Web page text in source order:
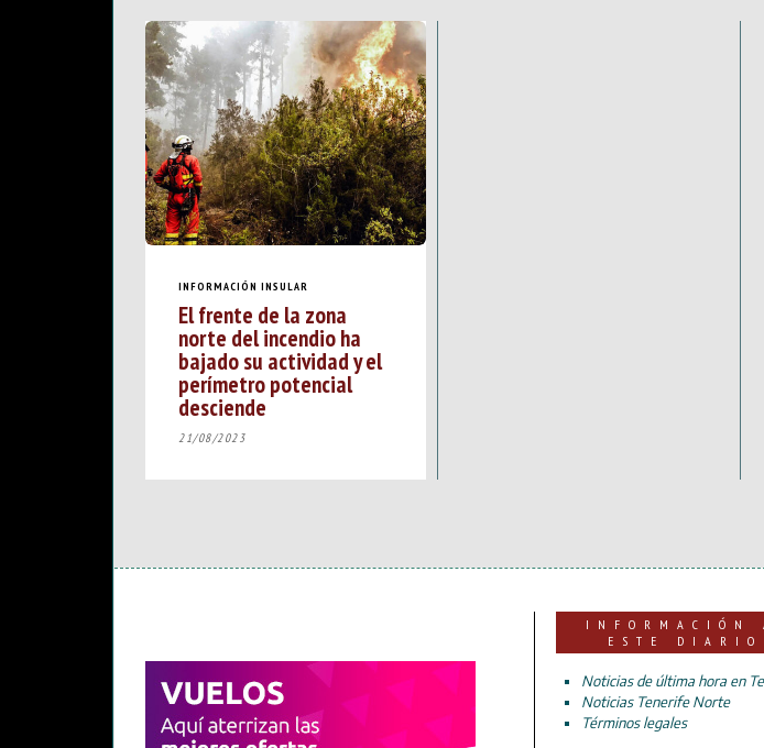
INFORMACIÓN INSULAR
El frente de la zona
norte del incendio ha
bajado su actividad y el
perímetro potencial
desciende
21/08/2023
INFORMACIÓN
ESTE
Noticias de última hora en
Noticias Tenerife Norte
Términos legales